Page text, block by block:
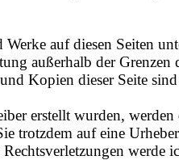
auf diesen Seiten
außerhalb der
Kopien dieser Seite
erstellt wurden,
trotzdem auf eine
werde